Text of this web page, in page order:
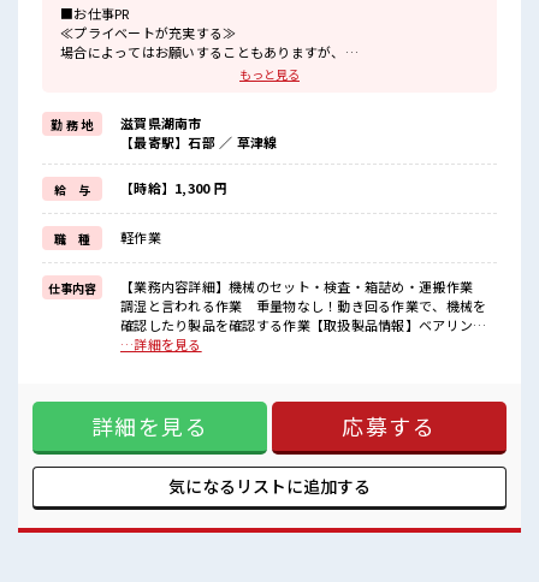
■お仕事PR
≪プライベートが充実する≫
場合によってはお願いすることもありますが、
≪未経験OKの仕事≫
新しいことにチャレンジするのは不安だけど、
しっかり働く環境が整っています！
イチからスキルUP・ステップUP目指していきましょう！
≪自分に合った期間で働ける≫
福利厚生が整った派遣のお仕事です！
■職場の雰囲気
『少人数』だからコミュニケーションも取りやすい？
しっかり休める休憩室あり！
オンオフの切替もできちゃう！
持ち物が多いあなたにもぴったり☆
ロッカー付き職場♪
もっと見る
勤 務 地
滋賀県湖南市
【最寄駅】石部 ／ 草津線
給 与 【時給】1,300 円
職 種 軽作業
仕事内容
【業務内容詳細】機械のセット・検査・箱詰め・運搬作業
調湿と言われる作業 重量物なし！動き回る作業で、機械を
確認したり製品を確認する作業【取扱製品情報】ベアリング
製品、プラスチック部品 ■お仕事PR ≪プライベートが充実す
経験OKの仕事≫ 新しいことにチャレンジするのは不安だけ
ど、 しっかり働く環境が整っています！ イチからスキルUP・
ステップUP目指していきましょう！ ≪自分に合った期間で働
ける≫ 福利厚生が整った派遣のお仕事です！ ■職場の雰囲気
『少人数』だからコミュニケーションも取りやすい？ しっか
り休める休憩室あり！ オンオフの切替もできちゃう！ 持ち物
…詳細を見る
詳細を見る 応募する
気になるリストに追加する